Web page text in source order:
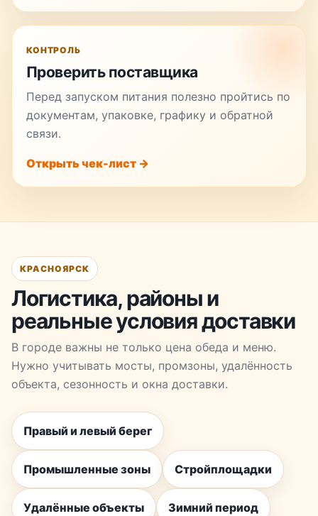
КОНТРОЛЬ
Проверить поставщика
Перед запуском питания полезно пройтись по
документам, упаковке, графику и обратной
связи.
Открыть чек-лист →
КРАСНОЯРСК
Логистика, районы и
реальные условия доставки
В городе важны не только цена обеда и меню.
Нужно учитывать мосты, промзоны, удалённость
объекта, сезонность и окна доставки.
Правый и левый берег
Промышленные зоны Стройплощадки
Удалённые объекты Зимний период